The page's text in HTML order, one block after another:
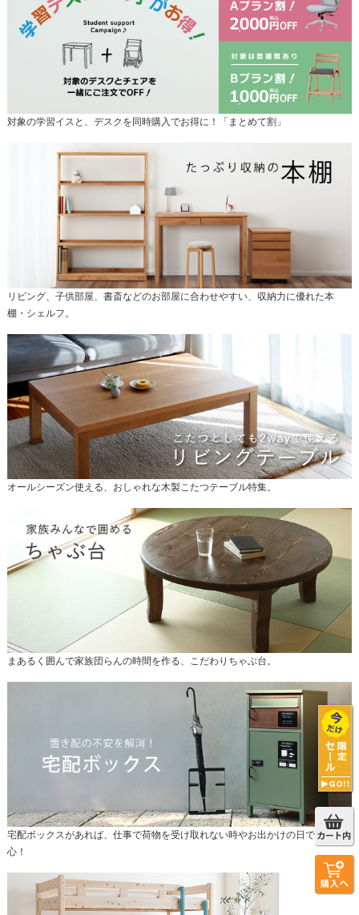
対象の学習イスと、デスクを同時購入でお得に！「まとめて割」
リビング、子供部屋、書斎などのお部屋に合わせやすい、収納力に優れた本
棚・シェルフ。
オールシーズン使える、おしゃれな木製こたつテーブル特集。
まあるく囲んで家族団らんの時間を作る、こだわりちゃぶ台。
宅配ボックスがあれば、仕事で荷物を受け取れない時やお出かけの日でも安
心！